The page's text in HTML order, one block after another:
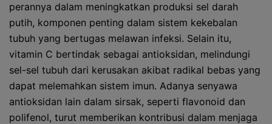
perannya dalam meningkatkan produksi sel darah
putih, komponen penting dalam sistem kekebalan
tubuh yang bertugas melawan infeksi. Selain itu,
vitamin C bertindak sebagai antioksidan, melindungi
sel-sel tubuh dari kerusakan akibat radikal bebas yang
dapat melemahkan sistem imun. Adanya senyawa
antioksidan lain dalam sirsak, seperti flavonoid dan
polifenol, turut memberikan kontribusi dalam menjaga